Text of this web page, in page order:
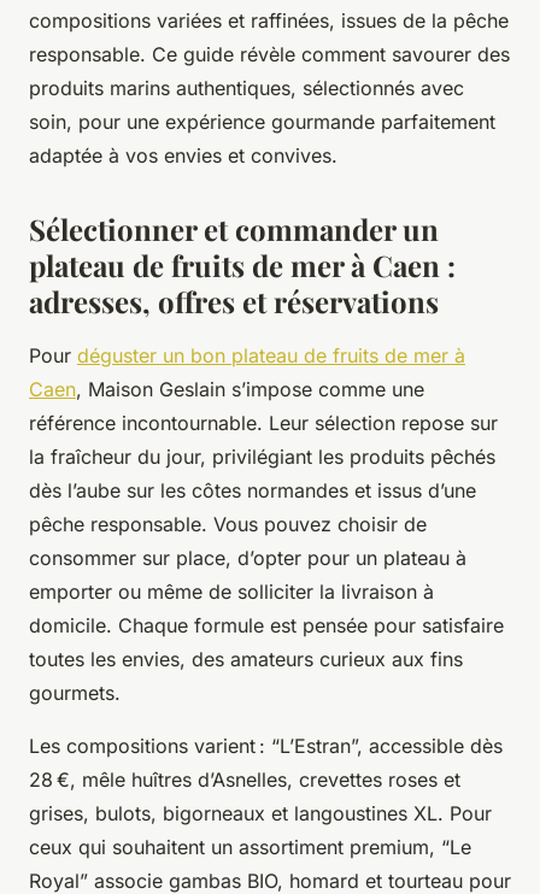
compositions variées et raffinées, issues de la pêche
responsable. Ce guide révèle comment savourer des
produits marins authentiques, sélectionnés avec
soin, pour une expérience gourmande parfaitement
adaptée à vos envies et convives.
Sélectionner et commander un
plateau de fruits de mer à Caen :
adresses, offres et réservations
Pour déguster un bon plateau de fruits de mer à
Caen, Maison Geslain s’impose comme une
référence incontournable. Leur sélection repose sur
la fraîcheur du jour, privilégiant les produits pêchés
dès l’aube sur les côtes normandes et issus d’une
pêche responsable. Vous pouvez choisir de
consommer sur place, d’opter pour un plateau à
emporter ou même de solliciter la livraison à
domicile. Chaque formule est pensée pour satisfaire
toutes les envies, des amateurs curieux aux fins
gourmets.
Les compositions varient : “L’Estran”, accessible dès
28 €, mêle huîtres d’Asnelles, crevettes roses et
grises, bulots, bigorneaux et langoustines XL. Pour
ceux qui souhaitent un assortiment premium, “Le
Royal” associe gambas BIO, homard et tourteau pour